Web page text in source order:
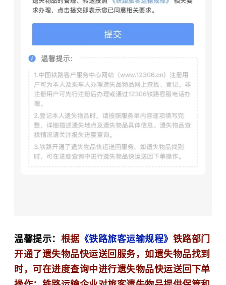
温馨提示： 根据 《铁路旅客运输规程》 铁路部门
开通了遗失物品快运送回服务，如遗失物品找到
时，可在进度查询中进行遗失物品快运送回下单